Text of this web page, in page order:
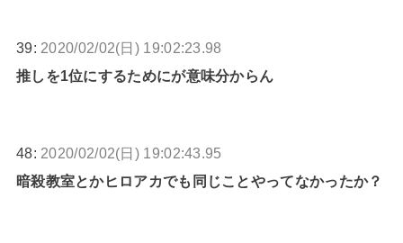
39: 2020/02/02(日) 19:02:23.98
推しを1位にするためにが意味分からん
48: 2020/02/02(日) 19:02:43.95
暗殺教室とかヒロアカでも同じことやってなかったか？